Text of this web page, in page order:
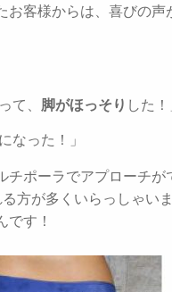
客様からは、喜びの声
て、 脚がほっそり した！
なった！」
チポーラでアプローチが
る方が多くいらっしゃい
す！